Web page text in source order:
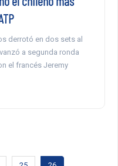
derrotó en dos sets al
a segunda ronda
el francés Jeremy